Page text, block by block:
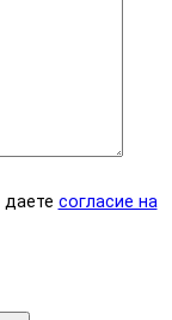
согласие на